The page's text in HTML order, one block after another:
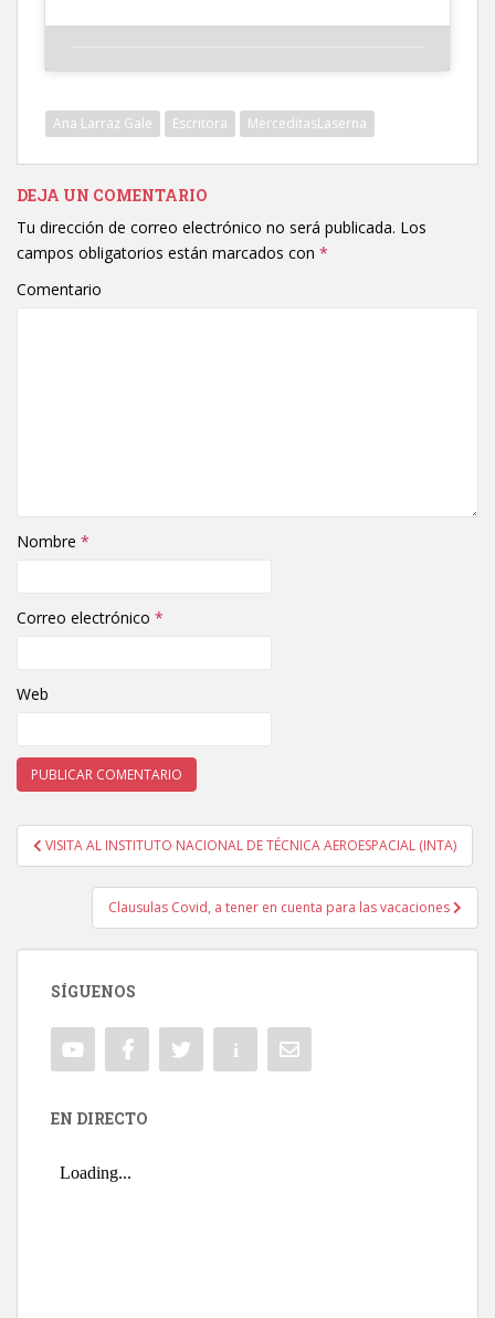
Ana Larraz Gale Escritora MerceditasLaserna
DEJA UN COMENTARIO
Tu dirección de correo electrónico no será publicada. Los
campos obligatorios están marcados con *
Comentario
Nombre *
Correo electrónico *
Web
Navegación de entradas
VISITA AL INSTITUTO NACIONAL DE TÉCNICA AEROESPACIAL (INTA)
Clausulas Covid, a tener en cuenta para las vacaciones
SÍGUENOS
EN DIRECTO